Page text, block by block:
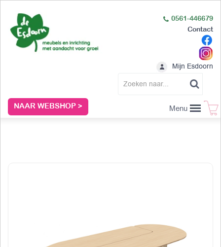
NAAR WEBSHOP >
0561-446679
Contact
Mijn Esdoorn
Menu